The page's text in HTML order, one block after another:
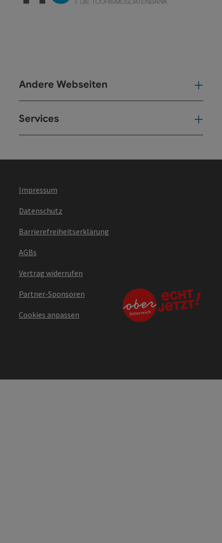
Andere Webseiten
Services
Impressum
Datenschutz
Barrierefreiheitserklärung
AGBs
Vertrag widerrufen
Partner-Sponsoren
Cookies anpassen